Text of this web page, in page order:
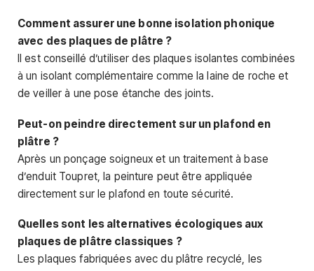
Comment assurer une bonne isolation phonique
avec des plaques de plâtre ?
Il est conseillé d’utiliser des plaques isolantes combinées
à un isolant complémentaire comme la laine de roche et
de veiller à une pose étanche des joints.
Peut-on peindre directement sur un plafond en
plâtre ?
Après un ponçage soigneux et un traitement à base
d’enduit Toupret, la peinture peut être appliquée
directement sur le plafond en toute sécurité.
Quelles sont les alternatives écologiques aux
plaques de plâtre classiques ?
Les plaques fabriquées avec du plâtre recyclé, les